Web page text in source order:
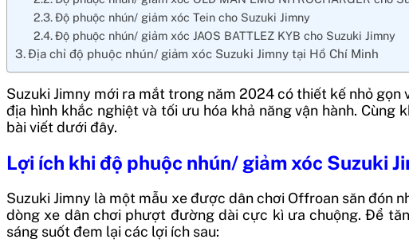
Độ phuộc nhún/ giảm xóc Tein cho Suzuki Jimny
Độ phuộc nhún/ giảm xóc JAOS BATTLEZ KYB cho Suzuki Jimny
Địa chỉ độ phuộc nhún/ giảm xóc Suzuki Jimny tại Hồ Chí Minh
Suzuki Jimny mới ra mắt trong năm 2024 có thiết kế nhỏ
địa hình khắc nghiệt và tối ưu hóa khả năng vận hành. Cùng
bài viết dưới đây.
Lợi ích khi độ phuộc nhún/ giảm xóc Suzuki
Suzuki Jimny là một mẫu xe được dân chơi Offroan săn đón
dòng xe dân chơi phượt đường dài cực kì ưa chuộng. Để
sáng suốt đem lại các lợi ích sau: